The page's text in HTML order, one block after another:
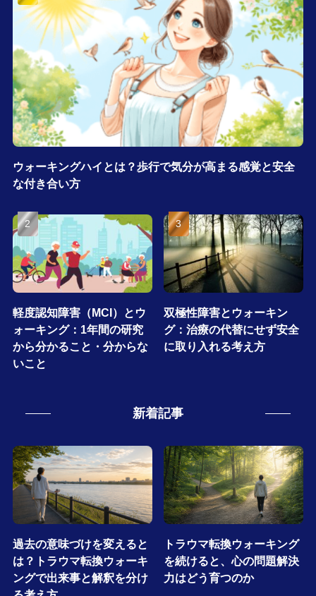
ウォーキングハイとは？歩行で気分が高まる感覚と安全
な付き合い方
軽度認知障害（MCI）とウ
ォーキング：1年間の研究
から分かること・分からな
いこと
双極性障害とウォーキン
グ：治療の代替にせず安全
に取り入れる考え方
新着記事
過去の意味づけを変えると
は？トラウマ転換ウォーキ
ングで出来事と解釈を分け
トラウマ転換ウォーキング
を続けると、心の問題解決
力はどう育つのか